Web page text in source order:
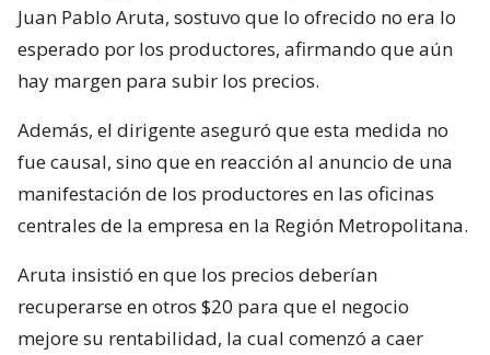
Juan Pablo Aruta, sostuvo que lo ofrecido no era lo
esperado por los productores, afirmando que aún
hay margen para subir los precios.
Además, el dirigente aseguró que esta medida no
fue causal, sino que en reacción al anuncio de una
manifestación de los productores en las oficinas
centrales de la empresa en la Región Metropolitana.
Aruta insistió en que los precios deberían
recuperarse en otros $20 para que el negocio
mejore su rentabilidad, la cual comenzó a caer